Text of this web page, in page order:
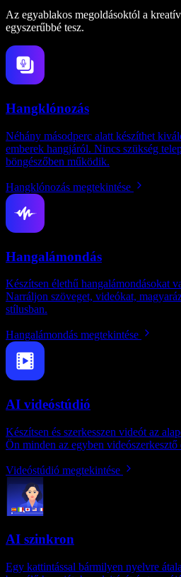
Az egyablakos megoldásoktól a
egyszerűbbé tesz.
Hangklónozás
Néhány másodperc alatt készíthet
emberek hangjáról. Nincs szükség
böngészőben működik.
Hangklónozás megtekintése
Hangalámondás
Készítsen élethű hangalámondásokat
Narráljon szöveget, videókat,
stílusban.
Hangalámondás megtekintése
AI videóstúdió
Készítsen és szerkesszen videót az
Ön minden az egyben videószerkesztő
Videóstúdió megtekintése
AI szinkron
Egy kattintással bármilyen nyelvre